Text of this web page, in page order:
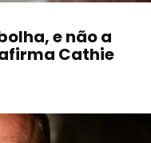
e não a
Cathie